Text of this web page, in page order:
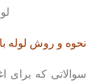
نحوه و روش لوله
سوالاتی که برای